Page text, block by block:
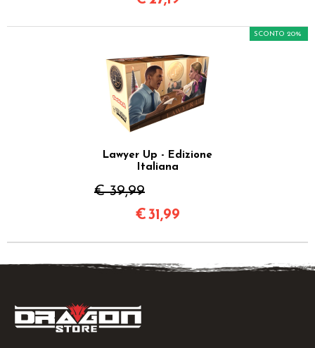
Lawyer Up - Edizione
Italiana
€ 39,99
SCONTO 20%
€31,99